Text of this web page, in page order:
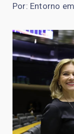
Por: Entorno